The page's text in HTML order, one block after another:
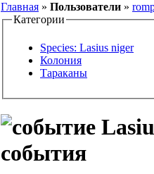
Главная » Пользователи »
Категории
Species: Lasius niger
Колония
Тараканы
события